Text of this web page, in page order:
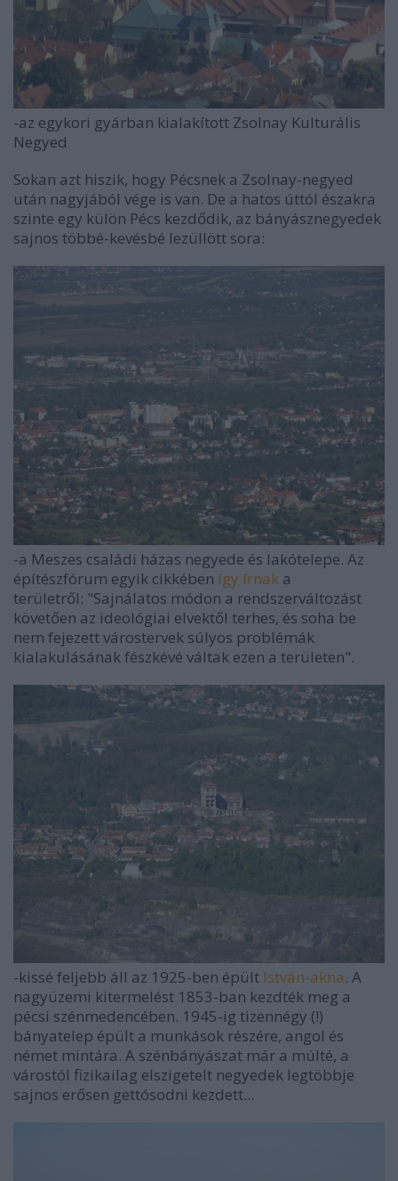
-az egykori gyárban kialakított Zsolnay Kulturális
Negyed
Sokan azt hiszik, hogy Pécsnek a Zsolnay-negyed
után nagyjából vége is van. De a hatos úttól északra
szinte egy külön Pécs kezdődik, az bányásznegyedek
sajnos többé-kevésbé lezüllött sora:
-a Meszes családi házas negyede és lakótelepe. Az
építészfórum egyik cikkében így írnak a
területről: "Sajnálatos módon a rendszerváltozást
követően az ideológiai elvektől terhes, és soha be
nem fejezett várostervek súlyos problémák
kialakulásának fészkévé váltak ezen a területen".
-kissé feljebb áll az 1925-ben épült István-akna. A
nagyüzemi kitermelést 1853-ban kezdték meg a
pécsi szénmedencében. 1945-ig tizennégy (!)
bányatelep épült a munkások részére, angol és
német mintára. A szénbányászat már a múlté, a
várostól fizikailag elszigetelt negyedek legtöbbje
sajnos erősen gettósodni kezdett...